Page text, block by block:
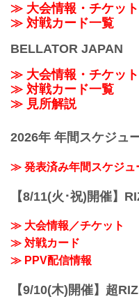
≫ 大会情報・チケット
≫ 対戦カード一覧
BELLATOR JAPAN
≫ 大会情報・チケット
≫ 対戦カード一覧
≫ 見所解説
2026年 年間スケジュ
≫ 発表済み年間スケジュ
【8/11(火･祝)開催】
≫ 大会情報／チケット
≫ 対戦カード
≫ PPV配信情報
【9/10(木)開催】超